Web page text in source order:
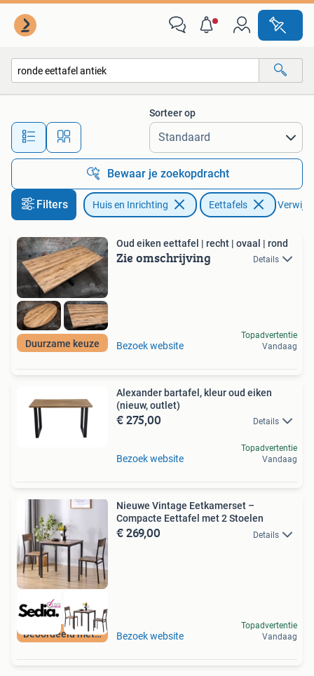
Alle afstanden…
Sorteer op
Bewaar je zoekopdracht
Filters Huis en Inrichting Eettafels
Duurzame keuze
Oud eiken eettafel | recht | ovaal | rond
Zie omschrijving Details
Bezoek website
Topadvertentie
Vandaag
Alexander bartafel, kleur oud eiken
(nieuw, outlet)
€ 275,00 Details
Bezoek website
Topadvertentie
Vandaag
Beoordeeld met 9+
Nieuwe Vintage Eetkamerset –
Compacte Eettafel met 2 Stoelen
€ 269,00 Details
Bezoek website
Topadvertentie
Vandaag